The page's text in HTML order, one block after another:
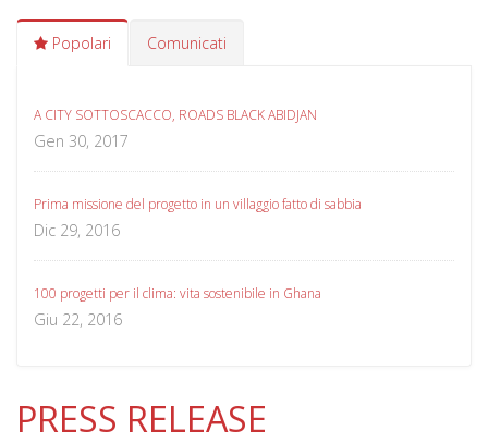
Popolari Comunicati
A CITY SOTTOSCACCO, ROADS BLACK ABIDJAN
Gen 30, 2017
Prima missione del progetto in un villaggio fatto di sabbia
Dic 29, 2016
100 progetti per il clima: vita sostenibile in Ghana
Giu 22, 2016
PRESS RELEASE